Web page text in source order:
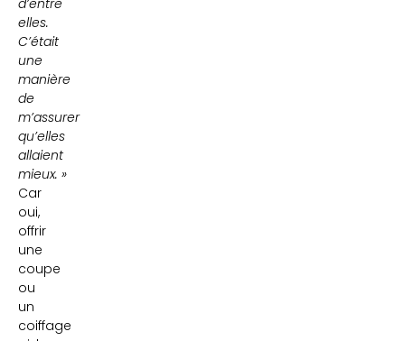
d’entre
elles.
C’était
une
manière
de
m’assurer
qu’elles
allaient
mieux. »
Car
oui,
offrir
une
coupe
ou
un
coiffage